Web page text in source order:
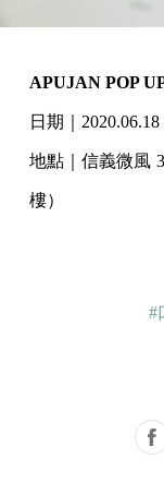
APUJAN POP
日期｜2020.06.18
地點｜信義微風
樓）
#